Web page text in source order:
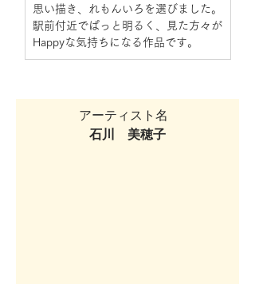
思い描き、れもんいろを選びました。
駅前付近でぱっと明るく、見た方々が
Happyな気持ちになる作品です。
アーティスト名
石川　美穂子